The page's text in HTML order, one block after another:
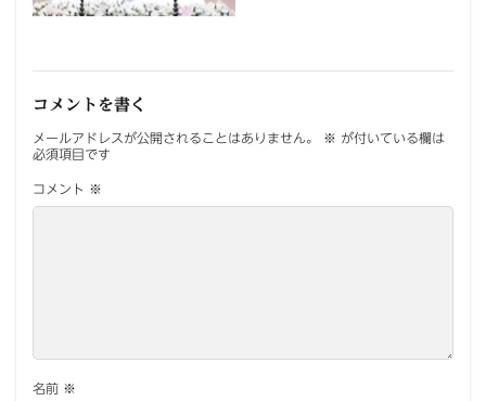
コメントを書く
メールアドレスが公開されることはありません。 ※ が付いている欄は
必須項目です
コメント ※
名前 ※